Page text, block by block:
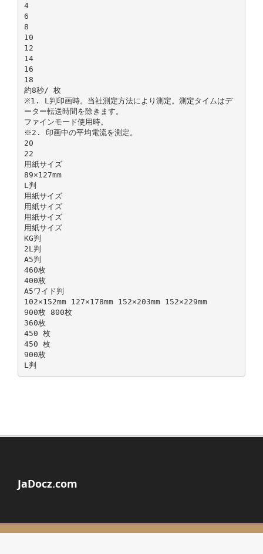
4
6
8
10
12
14
16
18
約8秒/ 枚
※1. L判印画時。当社測定方法により測定。測定タイムはデ
ーター転送時間を除きます。
ファインモード使用時。
※2. 印画中の平均電流を測定。
20
22
用紙サイズ
89×127mm
L判
用紙サイズ
用紙サイズ
用紙サイズ
用紙サイズ
KG判
2L判
A5判
460枚
400枚
A5ワイド判
102×152mm 127×178mm 152×203mm 152×229mm
900枚 800枚
360枚
450 枚
450 枚
900枚
JaDocz.com